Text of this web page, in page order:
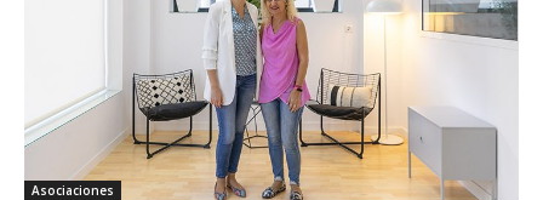
Asociaciones